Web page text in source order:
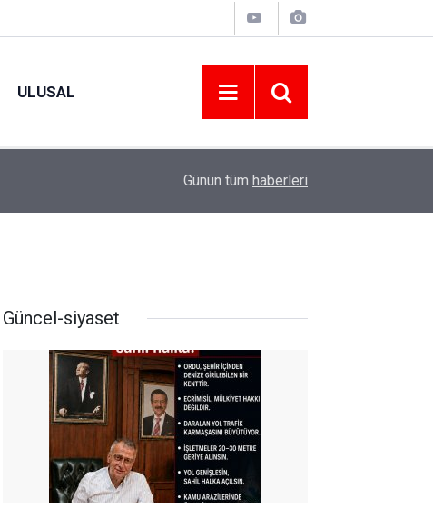
ULUSAL
15-16 AĞUSTOS 2026 TARİHLERİNDE
Günün tüm haberleri
Güncel-siyaset